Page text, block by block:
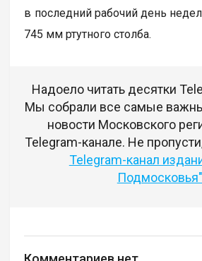
в последний рабочий день
745 мм ртутного столба.
Надоело читать десятки
Мы собрали все самые
новости Московского
Telegram-канале. Не
Telegram-канал
Подмосковья"